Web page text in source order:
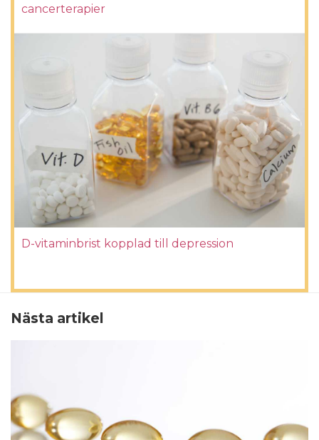
cancerterapier
D-vitaminbrist kopplad till depression
Nästa artikel